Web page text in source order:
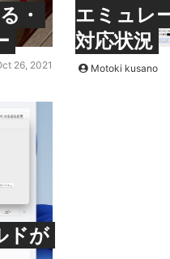
・
26, 2021
エミュレ
対応状況
Motoki kusano
ドが